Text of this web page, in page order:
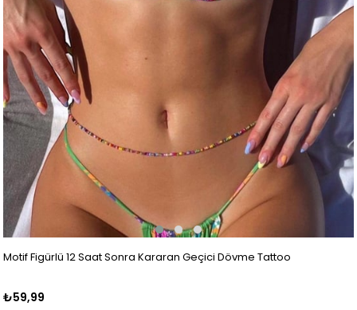
Motif Figürlü 12 Saat Sonra Kararan Geçici Dövme Tattoo
₺59,99